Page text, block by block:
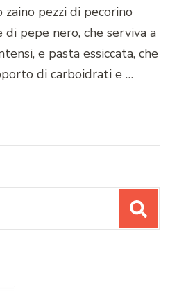
pezzi di pecorino
pepe nero, che serviva a
e pasta essiccata, che
di carboidrati e …